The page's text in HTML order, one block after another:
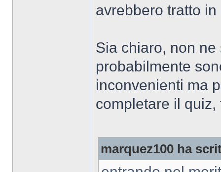
avrebbero tratto
Sia chiaro, non
probabilmente
inconvenienti ma
completare il quiz,
marquez100 ha